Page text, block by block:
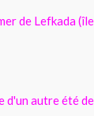
de Lefkada
d'un autre été